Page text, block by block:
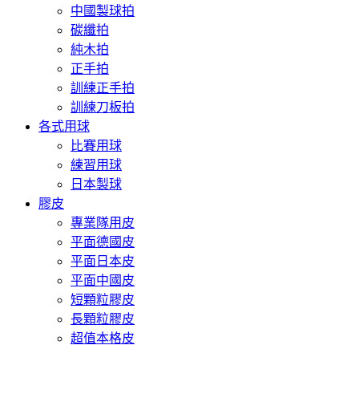
中國製球拍
碳纖拍
純木拍
正手拍
訓練正手拍
訓練刀板拍
各式用球
比賽用球
練習用球
日本製球
膠皮
專業隊用皮
平面德國皮
平面日本皮
平面中國皮
短顆粒膠皮
長顆粒膠皮
超值本格皮